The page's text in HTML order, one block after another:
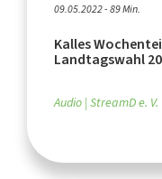
09.05.2022 - 89 Min.
Kalles
Landtagswahl
Audio StreamD e. V.